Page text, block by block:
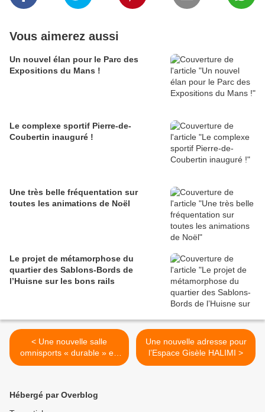
Vous aimerez aussi
Un nouvel élan pour le Parc des
Expositions du Mans !
Le complexe sportif Pierre-de-
Coubertin inauguré !
Une très belle fréquentation sur
toutes les animations de Noël
Le projet de métamorphose du
quartier des Sablons-Bords de
l’Huisne sur les bons rails
< Une nouvelle salle
omnisports « durable » en
lieu et place de l’ancien
Une nouvelle adresse pour
l’Espace Gisèle HALIMI >
Hébergé par Overblog